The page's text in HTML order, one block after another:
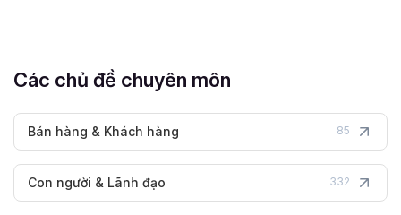
Các chủ đề chuyên môn
Bán hàng & Khách hàng 85
Con người & Lãnh đạo 332